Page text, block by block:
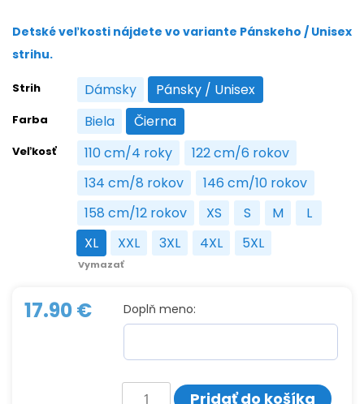
Detské veľkosti nájdete vo variante Pánskeho / Unisex
strihu.
Strih Dámsky
Dámsky Pánsky / Unisex
Pánsky / Unisex
Farba Biela
Biela Čierna
Čierna
Veľkosť 110 cm/4 roky
110 cm/4 roky122 cm/6 rokov
122 cm/6 rokov
134 cm/8 rokov
134 cm/8 rokov146 cm/10 rokov
146 cm/10 rokov
158 cm/12 rokov
158 cm/12 rokov
XS
XS S
S M
M LL
XL
XL XXL
XXL 3XL
3XL 4XL
4XL 5XL
5XL
Vymazať
17.90€ Doplň meno:
množstvo Pridať do košíka